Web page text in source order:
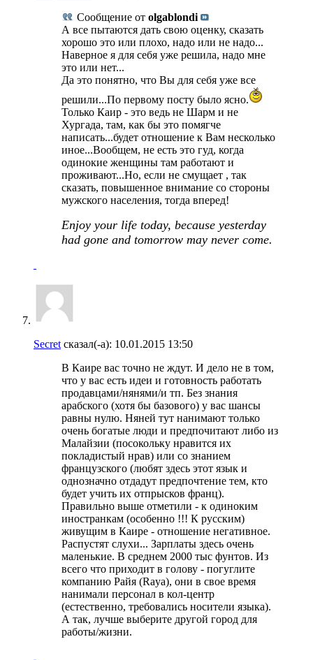
Сообщение от olgablondi
А все пытаются дать свою оценку, сказать
хорошо это или плохо, надо или не надо...
Наверное я для себя уже решила, надо мне
это или нет...
Да это понятно, что Вы для себя уже все
решили...По первому посту было ясно.
Только Каир - это ведь не Шарм и не
Хургада, там, как бы это помягче
написать...будет отношение к Вам несколько
иное...Вообщем, не есть это гуд, когда
одинокие женщины там работают и
проживают...Но, если не смущает , так
сказать, повышенное внимание со стороны
мужского населения, тогда вперед!
Enjoy your life today, because yesterday
had gone and tomorrow may never come.
Secret сказал(-а): 10.01.2015 13:50
В Каире вас точно не ждут. И дело не в том,
что у вас есть идеи и готовность работать
продавцами/нянями/и тп. Без знания
арабского (хотя бы базового) у вас шансы
равны нулю. Няней тут нанимают только
очень богатые люди и предпочитают либо из
Малайзии (посокольку нравится их
покладистый нрав) или со знанием
французского (любят здесь этот язык и
однозначно отдадут предпочтение тем, кто
будет учить их отпрысков франц).
Правильно выше отметили - к одиноким
иностранкам (особенно !!! К русским)
живущим в Каире - отношение негативное.
Распустят слухи... Зарплаты здесь очень
маленькие. В среднем 2000 тыс фунтов. Из
всего что приходит в голову - погуглите
компанию Райя (Raya), они в свое время
нанимали персонал в кол-центр
(естественно, требовались носители языка).
А так, лучше выберите другой город для
работы/жизни.